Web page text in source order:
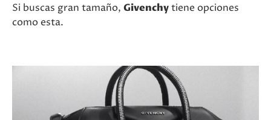
Si buscas gran tamaño, Givenchytiene opciones
como esta.